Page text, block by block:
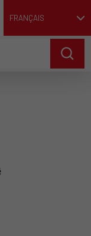
FRANÇAIS